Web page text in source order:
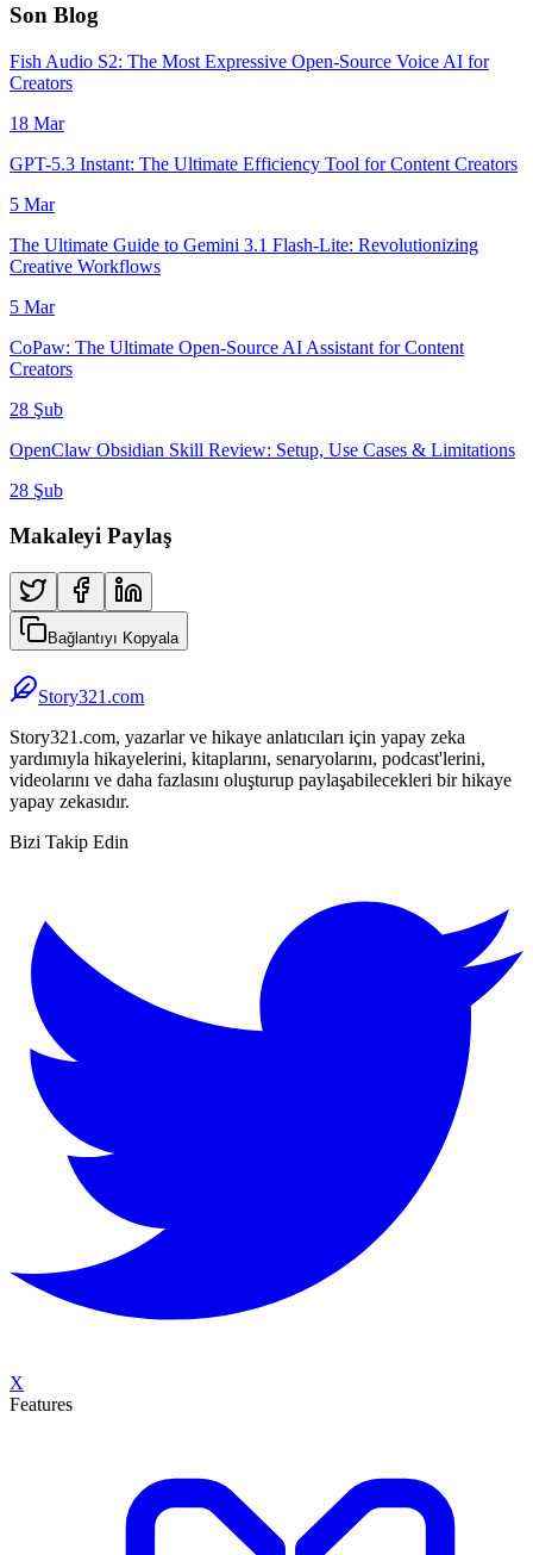
Son Blog
Fish Audio S2: The Most Expressive Open-Source Voice AI for
Creators
18 Mar
GPT-5.3 Instant: The Ultimate Efficiency Tool for Content Creators
5 Mar
The Ultimate Guide to Gemini 3.1 Flash-Lite: Revolutionizing
Creative Workflows
5 Mar
CoPaw: The Ultimate Open-Source AI Assistant for Content
Creators
28 Şub
OpenClaw Obsidian Skill Review: Setup, Use Cases & Limitations
28 Şub
Makaleyi Paylaş
Bağlantıyı Kopyala
Story321.com
Story321.com, yazarlar ve hikaye anlatıcıları için yapay zeka
yardımıyla hikayelerini, kitaplarını, senaryolarını, podcast'lerini,
videolarını ve daha fazlasını oluşturup paylaşabilecekleri bir hikaye
yapay zekasıdır.
Bizi Takip Edin
X
Features